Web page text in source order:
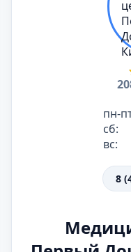
пн-
сб:
вс:
8